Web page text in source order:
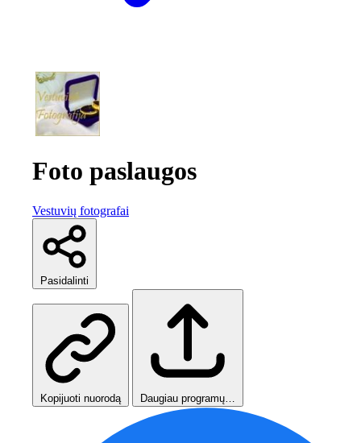
Foto paslaugos
Vestuvių fotografai
Pasidalinti
Kopijuoti nuorodą Daugiau programų…